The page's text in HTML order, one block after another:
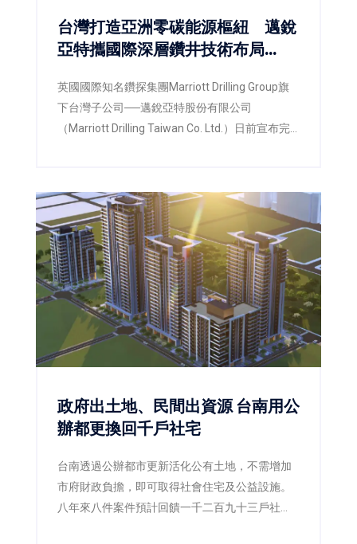
台灣打造亞洲零碳能源樞紐 邁銳
亞特攜國際深層鑽井技術布局
英國國際知名鑽探集團Marriott Drilling Group旗
下台灣子公司──邁銳亞特股份有限公司
（Marriott Drilling Taiwan Co. Ltd.）日前宣布完
技術中心，攜手台灣產業資本、科研團隊及國際
工程技術，共同布局亞洲地熱、CCUS及地下能源
工程市場，協助建構支撐RE100及2050淨零目標
的重要基礎建設。
政府出土地、民間出資源 台南用公
辦都更換回千戶社宅
台南透過公辦都市更新活化公有土地，不需增加
市府財政負擔，即可取得社會住宅及公益設施。
八年來八件案件預計回饋一千二百九十三戶社